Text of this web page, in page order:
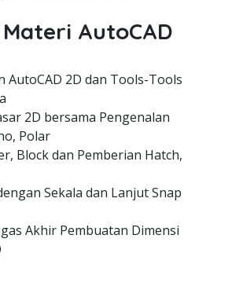
AutoCAD
AutoCAD 2D dan Tools-Tools
2D bersama Pengenalan
Polar
Block dan Pemberian Hatch,
Sekala dan Lanjut Snap
Akhir Pembuatan Dimensi